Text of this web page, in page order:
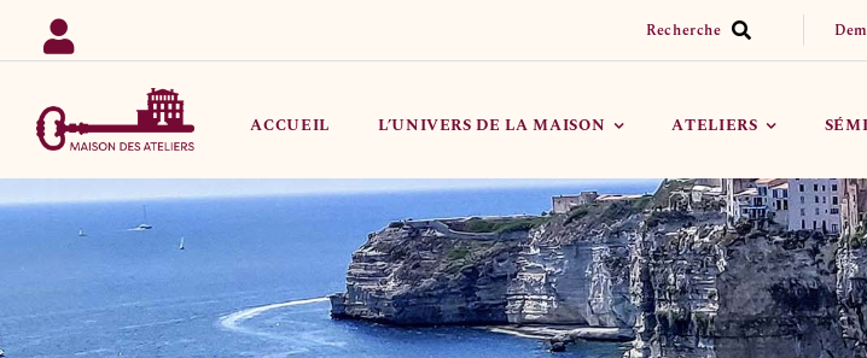
Passer
contenu
Recherche
ACCUEIL L’UNIVERS DE LA MAISON ATELIERS
Réserver un